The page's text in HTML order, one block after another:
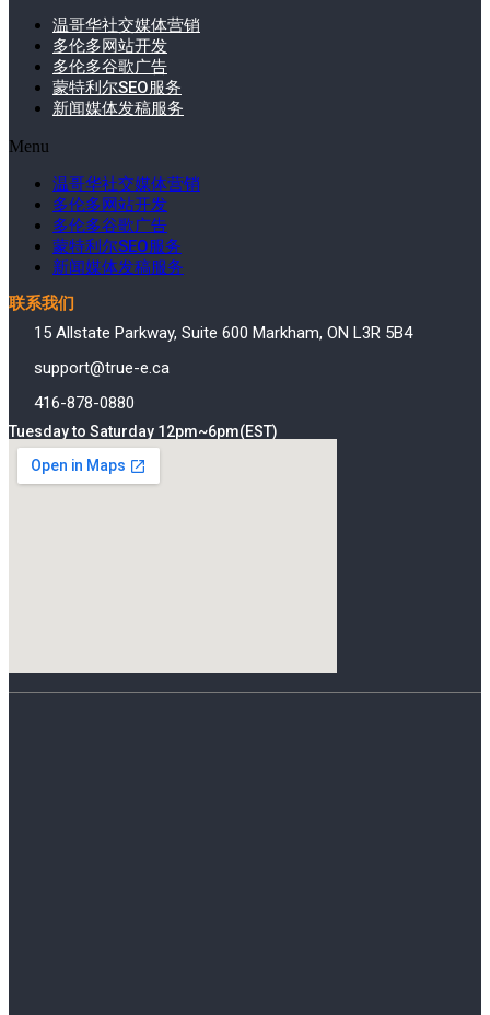
温哥华社交媒体营销
多伦多网站开发
多伦多谷歌广告
蒙特利尔SEO服务
新闻媒体发稿服务
Menu
温哥华社交媒体营销
多伦多网站开发
多伦多谷歌广告
蒙特利尔SEO服务
新闻媒体发稿服务
联系我们
15 Allstate Parkway, Suite 600 Markham, ON L3R 5B4
support@true-e.ca
416-878-0880
Tuesday to Saturday 12pm~6pm(EST)